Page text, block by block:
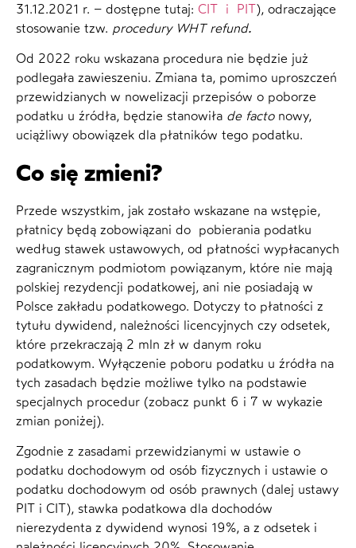
31.12.2021 r. – dostępne tutaj: CIT i PIT), odraczające
stosowanie tzw. procedury WHT refund.
Od 2022 roku wskazana procedura nie będzie już
podlegała zawieszeniu. Zmiana ta, pomimo uproszczeń
przewidzianych w nowelizacji przepisów o poborze
podatku u źródła, będzie stanowiła de factonowy,
uciążliwy obowiązek dla płatników tego podatku.
Co się zmieni?
Przede wszystkim, jak zostało wskazane na wstępie,
płatnicy będą zobowiązani do pobierania podatku
według stawek ustawowych, od płatności wypłacanych
zagranicznym podmiotom powiązanym, które nie mają
polskiej rezydencji podatkowej, ani nie posiadają w
Polsce zakładu podatkowego. Dotyczy to płatności z
tytułu dywidend, należności licencyjnych czy odsetek,
które przekraczają 2 mln zł w danym roku
podatkowym. Wyłączenie poboru podatku u źródła na
tych zasadach będzie możliwe tylko na podstawie
specjalnych procedur (zobacz punkt 6 i 7 w wykazie
zmian poniżej).
Zgodnie z zasadami przewidzianymi w ustawie o
podatku dochodowym od osób fizycznych i ustawie o
podatku dochodowym od osób prawnych (dalej ustawy
PIT i CIT), stawka podatkowa dla dochodów
nierezydenta z dywidend wynosi 19%, a z odsetek i